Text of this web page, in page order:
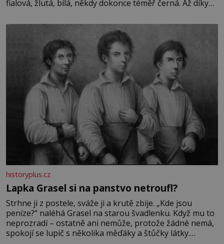
fialová, žlutá, bílá, někdy dokonce téměř černá. Až díky
bez které si českou zahradu ani nedokážeme představit.
historyplus.cz
Lapka Grasel si na panstvo netroufl?
Strhne ji z postele, sváže ji a krutě zbije. „Kde jsou
peníze?“ naléhá Grasel na starou švadlenku. Když mu to
neprozradí – ostatně ani nemůže, protože žádné nemá,
spokojí se lupič s několika měďáky a štůčky látky.